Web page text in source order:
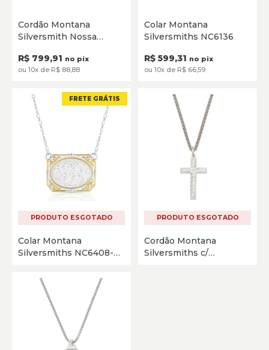
ADICIONAR
Cordão Montana
Silversmith Nossa
NC5887G
R$ 799,91 no pix
ou 10x de R$ 88,88
ADICIONAR
Colar Montana
Silversmiths NC6136
R$ 599,31 no pix
ou 10x de R$ 66,59
FRETE GRÁTIS
PRODUTO ESGOTADO
Colar Montana
Silversmiths NC6408-
PRODUTO ESGOTADO
Cordão Montana
Silversmiths c/